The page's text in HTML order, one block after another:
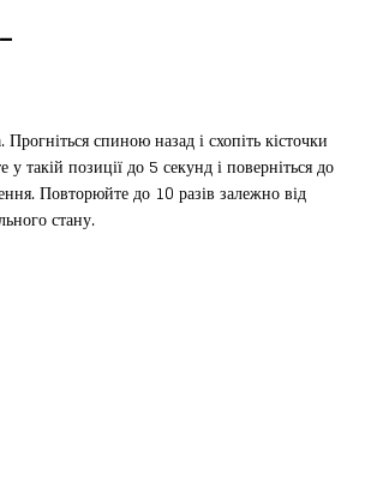
Прогніться спиною назад і схопіть кісточки
такій позиції до 5 секунд і поверніться до
Повторюйте до 10 разів залежно від
стану.